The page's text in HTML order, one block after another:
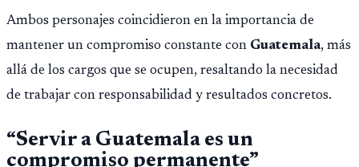
Ambos personajes coincidieron en la importancia de
mantener un compromiso constante con Guatemala, más
allá de los cargos que se ocupen, resaltando la necesidad
de trabajar con responsabilidad y resultados concretos.
“Servir a Guatemala es un
compromiso permanente”